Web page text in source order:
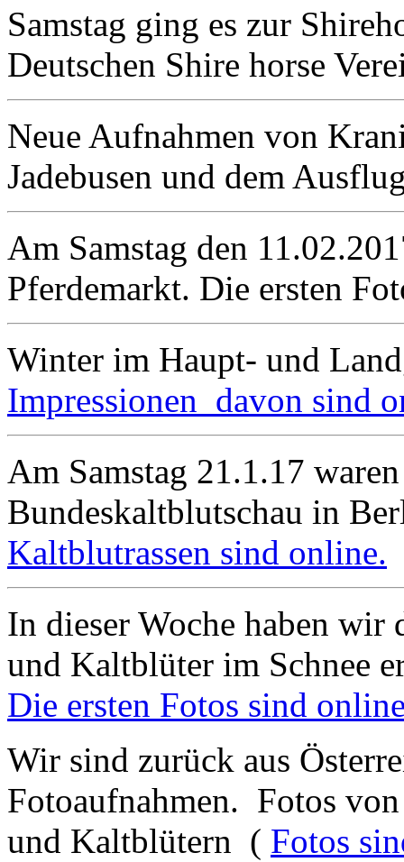
Samstag ging es zur
Deutschen Shire horse
Neue Aufnahmen von
Jadebusen und dem
Am Samstag den
Pferdemarkt. Die ersten
Winter im Haupt- und
Impressionen davon sind
Am Samstag 21.1.17
Bundeskaltblutschau in
Kaltblutrassen sind online.
In dieser Woche haben wir
und Kaltblüter im Schnee
Die ersten Fotos sind
Wir sind zurück aus
Fotoaufnahmen. Fotos
und Kaltblütern ( Fotos